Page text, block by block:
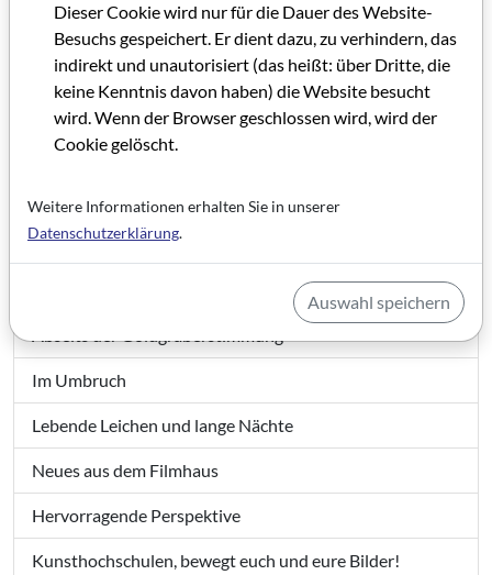
GRIP 27
Grußwort
Editorial GRIP 27
IMPRESSUM GRIP 27
Im Umbruch
Lebende Leichen und lange Nächte
Neues aus dem Filmhaus
Hervorragende Perspektive
Kunsthochschulen, bewegt euch und eure Bilder!
Dieser Cookie wird nur für die Dauer des Website-
Besuchs gespeichert. Er dient dazu, zu verhindern, das
indirekt und unautorisiert (das heißt: über Dritte, die
keine Kenntnis davon haben) die Website besucht
wird. Wenn der Browser geschlossen wird, wird der
Cookie gelöscht.
Weitere Informationen erhalten Sie in unserer
Datenschutzerklärung.
Auswahl speichern